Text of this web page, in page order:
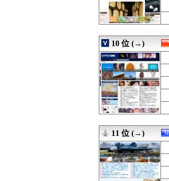
08/07 03:30
08/07 03:30
08/07 03:30
08/07 03:29
08/07 03:28
08/07 03:26
08/07 03:25
08/07 03:18
08/07 03:15
08/07 03:12
08/07 03:12
08/07 03:10
08/07 03:09
08/07 03:05
08/07 03:03
08/07 03:00
08/07 03:00
08/07 03:00
10 位 (→)
11 位 (→)